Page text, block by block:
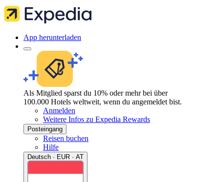
App herunterladen
Als Mitglied sparst du 10% oder mehr bei über
100.000 Hotels weltweit, wenn du angemeldet bist.
Anmelden
Weitere Infos zu Expedia Rewards
Posteingang
Reisen buchen
Hilfe
Deutsch · EUR · AT